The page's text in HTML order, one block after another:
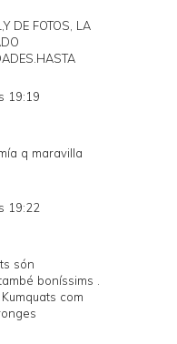
DE FOTOS, LA
19:19
q maravilla
19:22
són
boníssims .
com